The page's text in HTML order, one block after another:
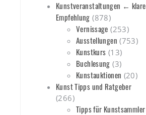
Kunstveranstaltungen ← klare
Empfehlung (878)
Vernissage (253)
Ausstellungen (753)
Kunstkurs (13)
Buchlesung (3)
Kunstauktionen (20)
Kunst Tipps und Ratgeber
(266)
Tipps für Kunstsammler